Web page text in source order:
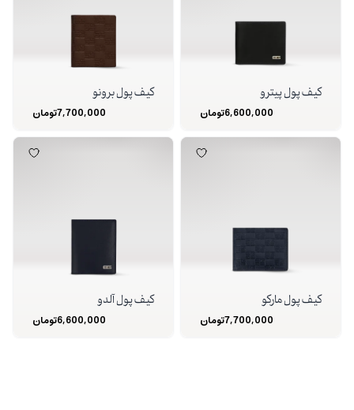
کیف پول پیترو
6,600,000تومان
کیف پول برونو
7,700,000تومان
کیف پول مارکو
7,700,000تومان
کیف پول آلدو
6,600,000تومان